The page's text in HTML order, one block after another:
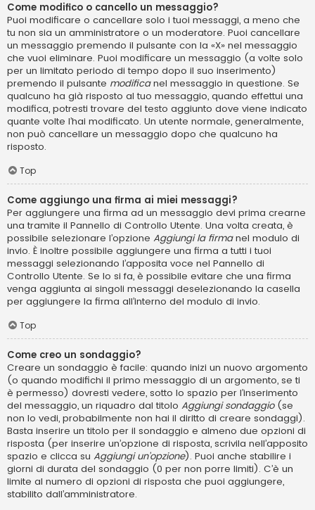
Come modifico o cancello un messaggio?
Puoi modificare o cancellare solo i tuoi messaggi, a meno che
tu non sia un amministratore o un moderatore. Puoi cancellare
un messaggio premendo il pulsante con la «X» nel messaggio
che vuoi eliminare. Puoi modificare un messaggio (a volte solo
per un limitato periodo di tempo dopo il suo inserimento)
premendo il pulsante modificanel messaggio in questione. Se
qualcuno ha già risposto al tuo messaggio, quando effettui una
modifica, potresti trovare del testo aggiunto dove viene indicato
quante volte l’hai modificato. Un utente normale, generalmente,
non può cancellare un messaggio dopo che qualcuno ha
risposto.
Top
Come aggiungo una firma ai miei messaggi?
Per aggiungere una firma ad un messaggio devi prima crearne
una tramite il Pannello di Controllo Utente. Una volta creata, è
possibile selezionare l’opzione Aggiungi la firmanel modulo di
invio. È inoltre possibile aggiungere una firma a tutti i tuoi
messaggi selezionando l’apposita voce nel Pannello di
Controllo Utente. Se lo si fa, è possibile evitare che una firma
venga aggiunta ai singoli messaggi deselezionando la casella
per aggiungere la firma all’interno del modulo di invio.
Top
Come creo un sondaggio?
Creare un sondaggio è facile: quando inizi un nuovo argomento
(o quando modifichi il primo messaggio di un argomento, se ti
è permesso) dovresti vedere, sotto lo spazio per l’inserimento
del messaggio, un riquadro dal titolo Aggiungi sondaggio(se
non lo vedi, probabilmente non hai il diritto di creare sondaggi).
Basta inserire un titolo per il sondaggio e almeno due opzioni di
risposta (per inserire un’opzione di risposta, scrivila nell’apposito
spazio e clicca su Aggiungi un’opzione). Puoi anche stabilire i
giorni di durata del sondaggio (0 per non porre limiti). C’è un
limite al numero di opzioni di risposta che puoi aggiungere,
stabilito dall’amministratore.